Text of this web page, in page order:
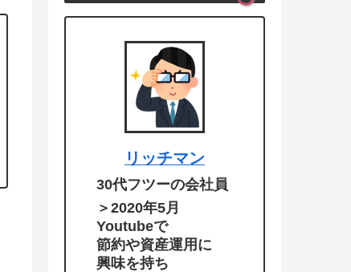
リッチマン
30代フツーの会社員
＞2020年5月
Youtubeで
節約や資産運用に
興味を持ち